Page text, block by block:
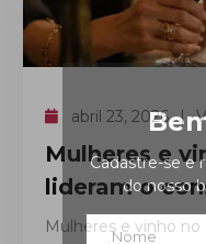
Cadastre-se e
do nosso
abril 23, 2026
Mulheres e
lideram o
Mulheres e vinho no